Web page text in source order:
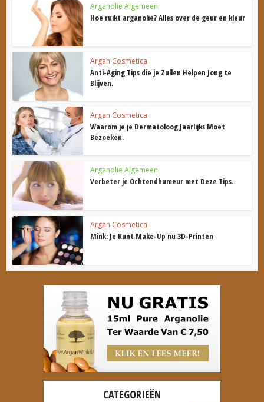
Arganolie Algemeen
Hoe ruikt arganolie? Alles over de geur en kleur
Argan Cosmetica
Anti-Aging Tips die je Zullen Helpen Jong te
Blijven.
Argan Cosmetica
Waarom je je Dermatoloog Jaarlijks Moet
Bezoeken.
Arganolie Algemeen
Verbeter je Ochtendhumeur met Deze Tips.
Argan Cosmetica
Mink: Je Kunt Make-Up nu 3D-Printen
CATEGORIEËN